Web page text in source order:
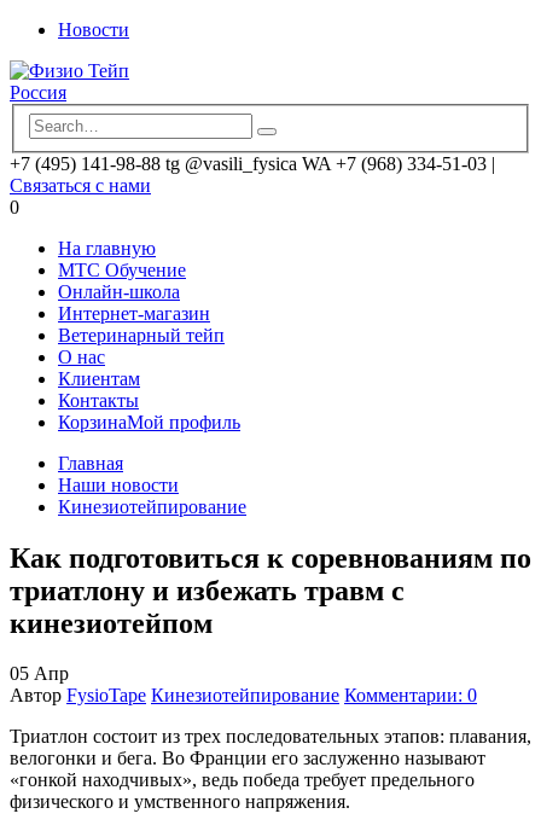
Новости
+7 (495) 141-98-88 tg @vasili_fysica WA +7 (968) 334-51-03 |
Связаться с нами
0
На главную
MTC Обучение
Онлайн-школа
Интернет-магазин
Ветеринарный тейп
О нас
Клиентам
Контакты
КорзинаМой профиль
Главная
Наши новости
Кинезиотейпирование
Как подготовиться к соревнованиям по
триатлону и избежать травм с
кинезиотейпом
05 Апр
Автор FysioTape Кинезиотейпирование Комментарии: 0
Триатлон состоит из трех последовательных этапов: плавания,
велогонки и бега. Во Франции его заслуженно называют
«гонкой находчивых», ведь победа требует предельного
физического и умственного напряжения.